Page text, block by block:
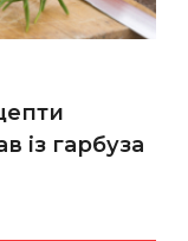
із гарбуза